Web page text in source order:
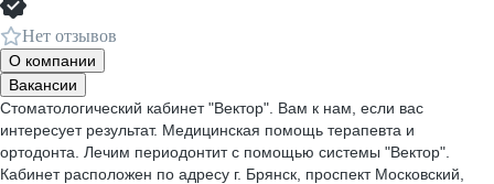
Нет отзывов
О компании
Вакансии
Стоматологический кабинет "Вектор". Вам к нам, если вас
интереcует результат. Медицинская помощь терапевта и
ортодонта. Лечим периодонтит с помощью системы "Вектор".
Кабинет расположен по адресу г. Брянск, проспект Московский,